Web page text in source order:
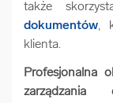
także
dokumentów,
klienta.
Profesjonalna
zarządzania